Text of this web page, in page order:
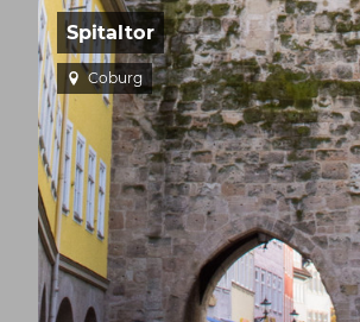
Spitaltor
Coburg